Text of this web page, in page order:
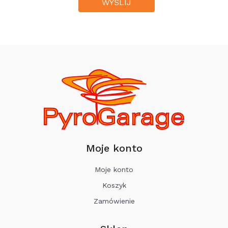
Moje konto
Moje konto
Koszyk
Zamówienie